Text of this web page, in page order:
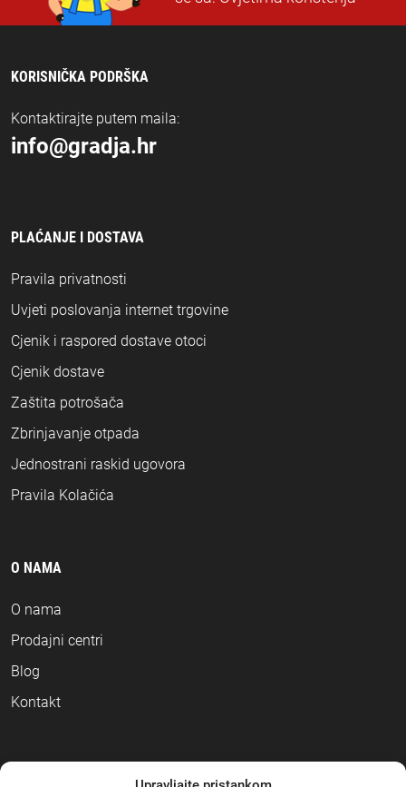
KORISNIČKA PODRŠKA
Kontaktirajte putem maila:
info@gradja.hr
PLAĆANJE I DOSTAVA
Pravila privatnosti
Uvjeti poslovanja internet trgovine
Cjenik i raspored dostave otoci
Cjenik dostave
Zaštita potrošača
Zbrinjavanje otpada
Jednostrani raskid ugovora
Pravila Kolačića
O NAMA
O nama
Prodajni centri
Blog
Kontakt